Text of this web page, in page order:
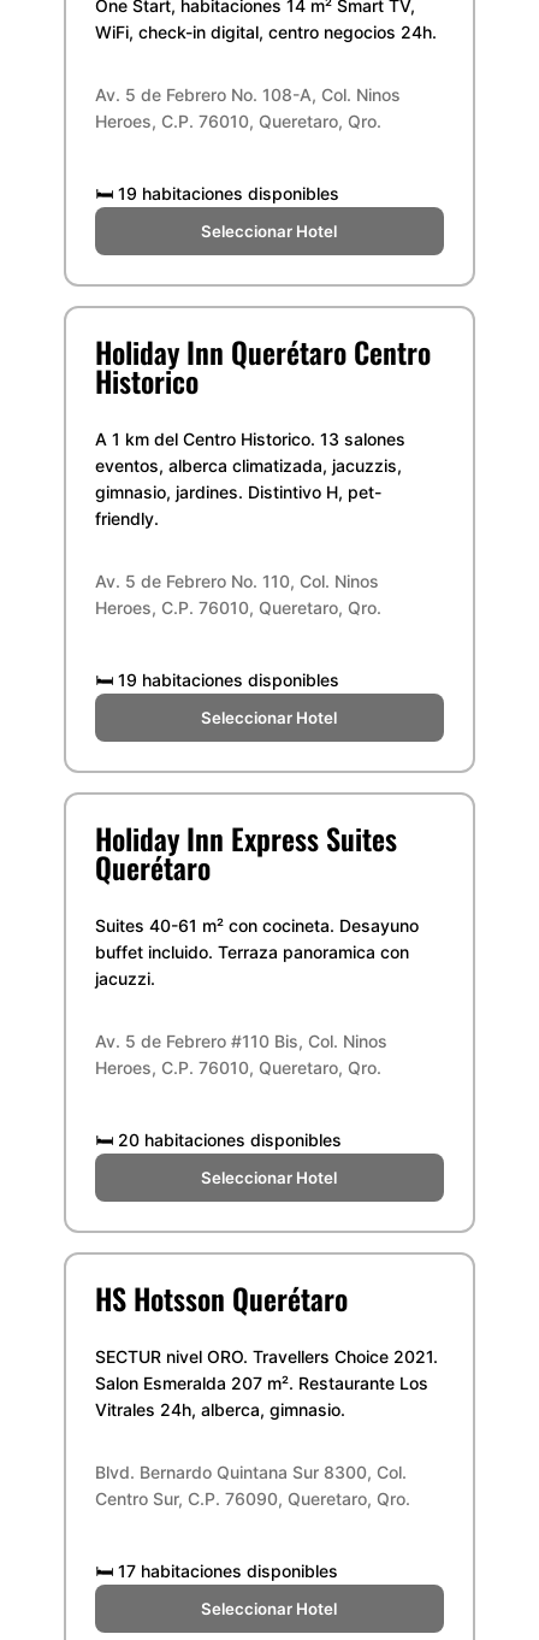
One Start, habitaciones 14 m² Smart TV,
WiFi, check-in digital, centro negocios 24h.
Av. 5 de Febrero No. 108-A, Col. Ninos
Heroes, C.P. 76010, Queretaro, Qro.
🛏️19 habitaciones disponibles
Seleccionar Hotel
Holiday Inn Querétaro Centro
Historico
A 1 km del Centro Historico. 13 salones
eventos, alberca climatizada, jacuzzis,
gimnasio, jardines. Distintivo H, pet-
friendly.
Av. 5 de Febrero No. 110, Col. Ninos
Heroes, C.P. 76010, Queretaro, Qro.
🛏️19 habitaciones disponibles
Seleccionar Hotel
Holiday Inn Express Suites
Querétaro
Suites 40-61 m² con cocineta. Desayuno
buffet incluido. Terraza panoramica con
jacuzzi.
Av. 5 de Febrero #110 Bis, Col. Ninos
Heroes, C.P. 76010, Queretaro, Qro.
🛏️20 habitaciones disponibles
Seleccionar Hotel
HS Hotsson Querétaro
SECTUR nivel ORO. Travellers Choice 2021.
Salon Esmeralda 207 m². Restaurante Los
Vitrales 24h, alberca, gimnasio.
Blvd. Bernardo Quintana Sur 8300, Col.
Centro Sur, C.P. 76090, Queretaro, Qro.
🛏️17 habitaciones disponibles
Seleccionar Hotel